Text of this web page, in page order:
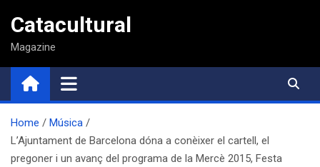
contenido
Catacultural
Magazine
Home
Música
L’Ajuntament de Barcelona dóna a conèixer el cartell, el
pregoner i un avanç del programa de la Mercè 2015, Festa